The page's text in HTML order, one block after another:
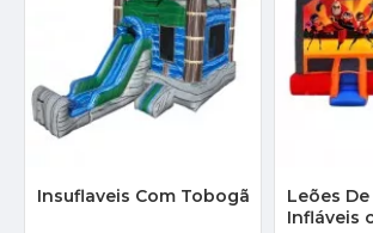
Insuflaveis Com Tobogã
Leões
Infláveis